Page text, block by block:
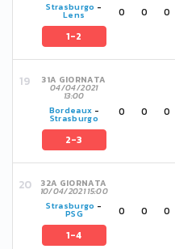
Strasburgo -
Lens
1-2
0 0 0
31A GIORNATA
04/04/2021
13:00
Bordeaux -
Strasburgo
2-3
0 0 0
32A GIORNATA
10/04/2021 15:00
Strasburgo -
PSG
1-4
0 0 0